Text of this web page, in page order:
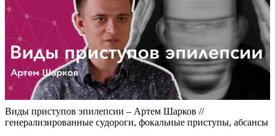
Виды приступов эпилепсии – Артем Шарков //
генерализированные судороги, фокальные приступы, абсансы